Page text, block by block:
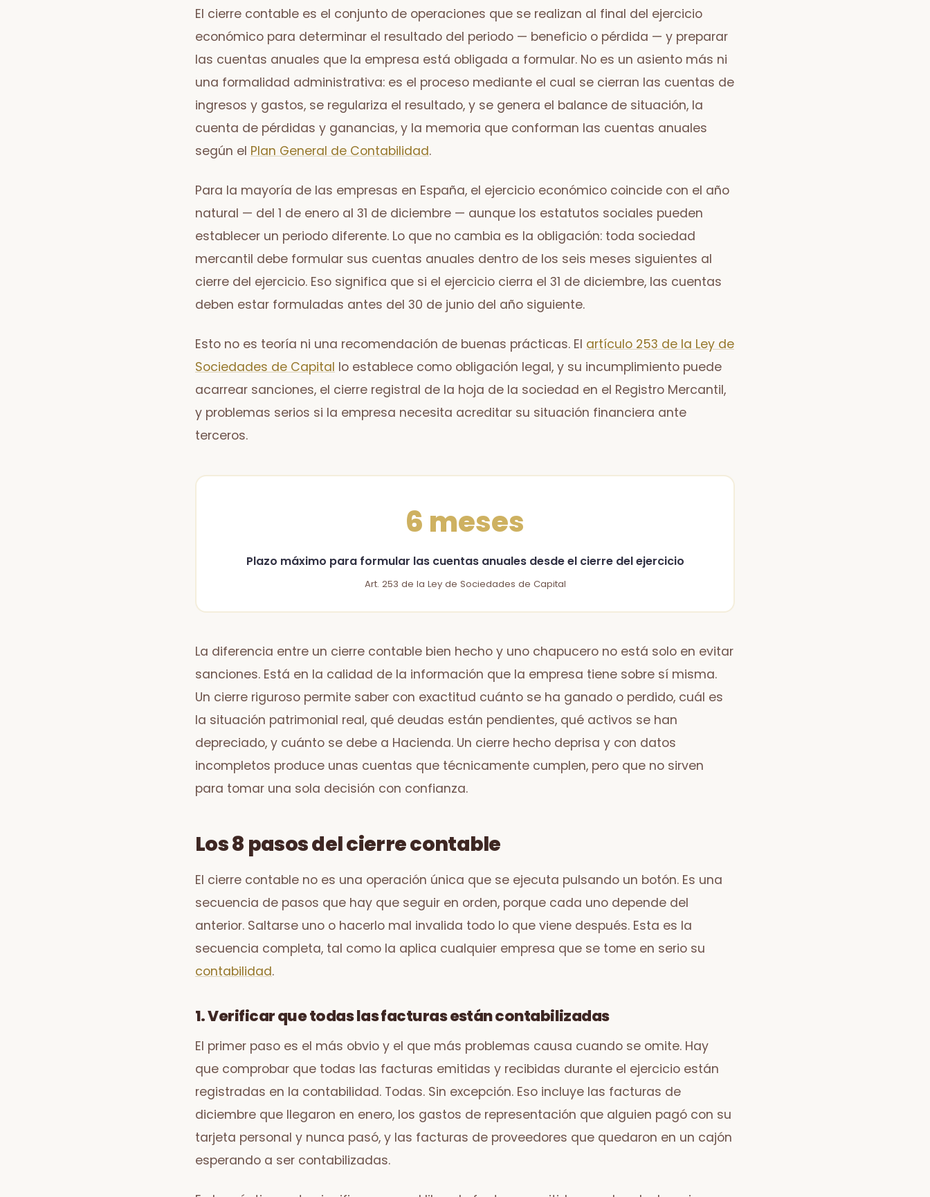
El cierre contable es el conjunto de operaciones que se realizan al final del ejercicio
económico para determinar el resultado del periodo — beneficio o pérdida — y preparar
las cuentas anuales que la empresa está obligada a formular. No es un asiento más ni
una formalidad administrativa: es el proceso mediante el cual se cierran las cuentas de
ingresos y gastos, se regulariza el resultado, y se genera el balance de situación, la
cuenta de pérdidas y ganancias, y la memoria que conforman las cuentas anuales
según el Plan General de Contabilidad.
Para la mayoría de las empresas en España, el ejercicio económico coincide con el año
natural — del 1 de enero al 31 de diciembre — aunque los estatutos sociales pueden
establecer un periodo diferente. Lo que no cambia es la obligación: toda sociedad
mercantil debe formular sus cuentas anuales dentro de los seis meses siguientes al
cierre del ejercicio. Eso significa que si el ejercicio cierra el 31 de diciembre, las cuentas
deben estar formuladas antes del 30 de junio del año siguiente.
Esto no es teoría ni una recomendación de buenas prácticas. El artículo 253 de la Ley de
Sociedades de Capital lo establece como obligación legal, y su incumplimiento puede
acarrear sanciones, el cierre registral de la hoja de la sociedad en el Registro Mercantil,
y problemas serios si la empresa necesita acreditar su situación financiera ante
terceros.
6 meses
Plazo máximo para formular las cuentas anuales desde el cierre del ejercicio
Art. 253 de la Ley de Sociedades de Capital
La diferencia entre un cierre contable bien hecho y uno chapucero no está solo en evitar
sanciones. Está en la calidad de la información que la empresa tiene sobre sí misma.
Un cierre riguroso permite saber con exactitud cuánto se ha ganado o perdido, cuál es
la situación patrimonial real, qué deudas están pendientes, qué activos se han
depreciado, y cuánto se debe a Hacienda. Un cierre hecho deprisa y con datos
incompletos produce unas cuentas que técnicamente cumplen, pero que no sirven
para tomar una sola decisión con confianza.
Los 8 pasos del cierre contable
El cierre contable no es una operación única que se ejecuta pulsando un botón. Es una
secuencia de pasos que hay que seguir en orden, porque cada uno depende del
anterior. Saltarse uno o hacerlo mal invalida todo lo que viene después. Esta es la
secuencia completa, tal como la aplica cualquier empresa que se tome en serio su
contabilidad.
1. Verificar que todas las facturas están contabilizadas
El primer paso es el más obvio y el que más problemas causa cuando se omite. Hay
que comprobar que todas las facturas emitidas y recibidas durante el ejercicio están
registradas en la contabilidad. Todas. Sin excepción. Eso incluye las facturas de
diciembre que llegaron en enero, los gastos de representación que alguien pagó con su
tarjeta personal y nunca pasó, y las facturas de proveedores que quedaron en un cajón
esperando a ser contabilizadas.